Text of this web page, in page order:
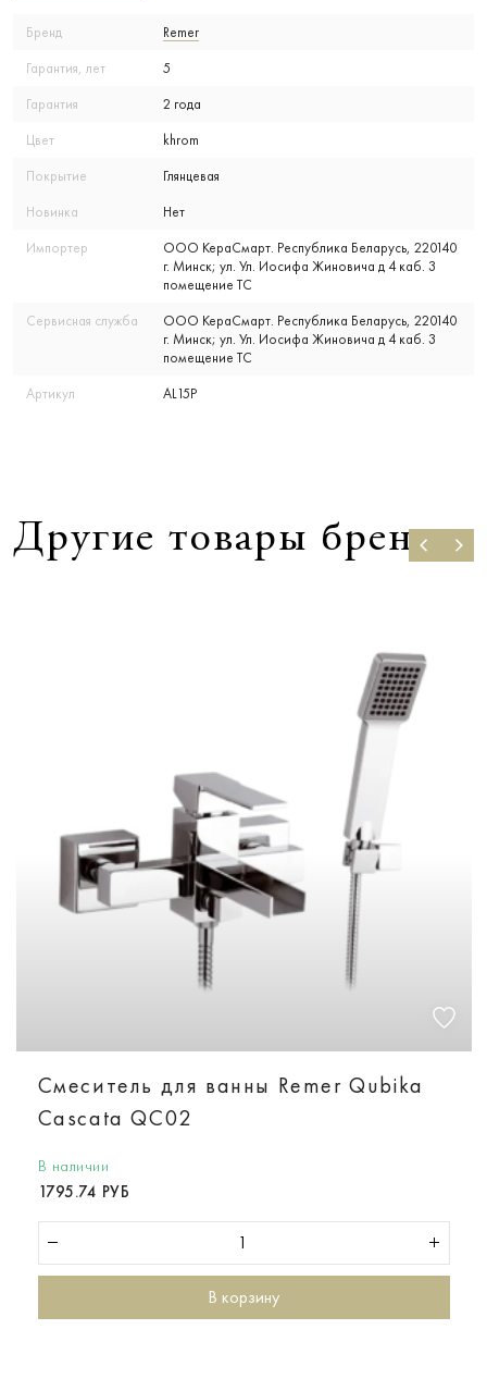
Бренд Remer
Гарантия, лет 5
Гарантия 2 года
Цвет khrom
Покрытие Глянцевая
Новинка Нет
Импортер
ООО КераСмарт. Республика Беларусь, 220140
г. Минск; ул. Ул. Иосифа Жиновича д 4 каб. 3
помещение ТС
Сервисная служба
ООО КераСмарт. Республика Беларусь, 220140
г. Минск; ул. Ул. Иосифа Жиновича д 4 каб. 3
помещение ТС
Артикул AL15P
Другие товары бренда
Смеситель для ванны Remer Qubika
Cascata QC02
В наличии
1795.74 РУБ
В корзину